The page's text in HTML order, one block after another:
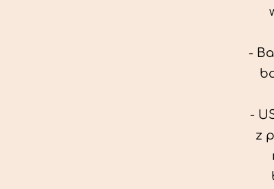
-
-
z